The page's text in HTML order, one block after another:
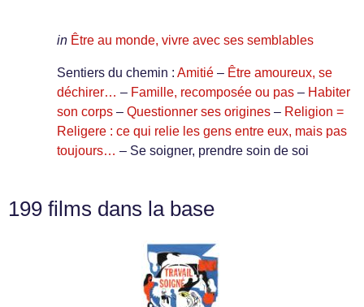
in Être au monde, vivre avec ses semblables
Sentiers du chemin : Amitié – Être amoureux, se
déchirer… – Famille, recomposée ou pas – Habiter
son corps – Questionner ses origines – Religion =
Religere : ce qui relie les gens entre eux, mais pas
toujours… – Se soigner, prendre soin de soi
199 films dans la base